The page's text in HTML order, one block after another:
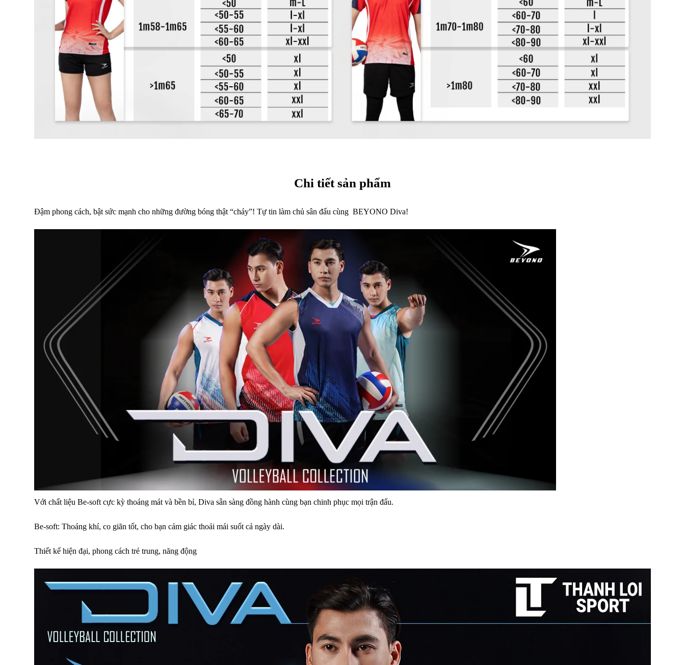
Chi tiết sản phẩm
Đậm phong cách, bật sức mạnh cho những đường bóng thật “cháy”! Tự tin làm chủ sân đấu cùng BEYONO Diva!
Với chất liệu Be-soft cực kỳ thoáng mát và bền bỉ, Diva sẵn sàng đồng hành cùng bạn chinh phục mọi trận đấu.
Be-soft: Thoáng khí, co giãn tốt, cho bạn cảm giác thoải mái suốt cả ngày dài.
Thiết kế hiện đại, phong cách trẻ trung, năng động